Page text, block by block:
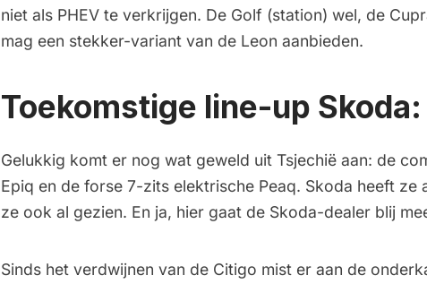
niet als PHEV te verkrijgen. De Golf (station) wel, de
mag een stekker-variant van de Leon aanbieden.
Toekomstige line-up
Gelukkig komt er nog wat geweld uit Tsjechië aan: de
Epiq en de forse 7-zits elektrische Peaq. Skoda heeft ze
ze ook al gezien. En ja, hier gaat de Skoda-dealer blij
Sinds het verdwijnen van de Citigo mist er aan de